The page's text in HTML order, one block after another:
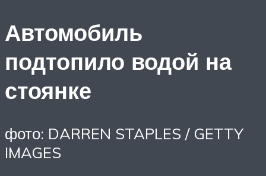
Автомобиль
подтопило водой на
стоянке
фото: DARREN STAPLES / GETTY
IMAGES